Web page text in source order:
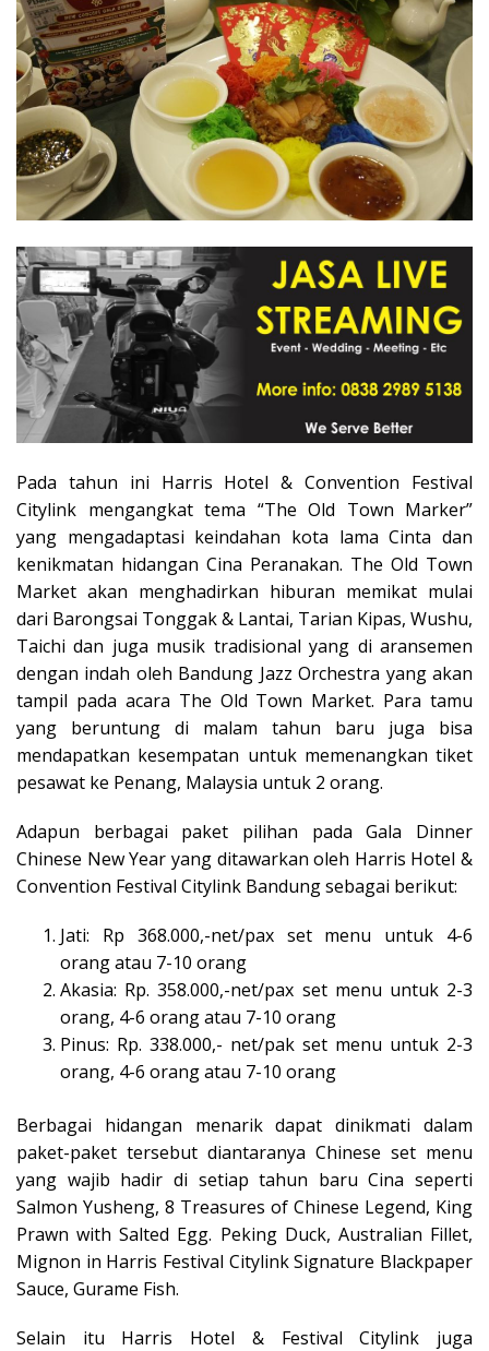
Pada tahun ini Harris Hotel & Convention Festival
Citylink mengangkat tema “The Old Town Marker”
yang mengadaptasi keindahan kota lama Cinta dan
kenikmatan hidangan Cina Peranakan. The Old Town
Market akan menghadirkan hiburan memikat mulai
dari Barongsai Tonggak & Lantai, Tarian Kipas, Wushu,
Taichi dan juga musik tradisional yang di aransemen
dengan indah oleh Bandung Jazz Orchestra yang akan
tampil pada acara The Old Town Market. Para tamu
yang beruntung di malam tahun baru juga bisa
mendapatkan kesempatan untuk memenangkan tiket
pesawat ke Penang, Malaysia untuk 2 orang.
Adapun berbagai paket pilihan pada Gala Dinner
Chinese New Year yang ditawarkan oleh Harris Hotel &
Convention Festival Citylink Bandung sebagai berikut:
Jati: Rp 368.000,-net/pax set menu untuk 4-6
orang atau 7-10 orang
Akasia: Rp. 358.000,-net/pax set menu untuk 2-3
orang, 4-6 orang atau 7-10 orang
Pinus: Rp. 338.000,- net/pak set menu untuk 2-3
orang, 4-6 orang atau 7-10 orang
Berbagai hidangan menarik dapat dinikmati dalam
paket-paket tersebut diantaranya Chinese set menu
yang wajib hadir di setiap tahun baru Cina seperti
Salmon Yusheng, 8 Treasures of Chinese Legend, King
Prawn with Salted Egg. Peking Duck, Australian Fillet,
Mignon in Harris Festival Citylink Signature Blackpaper
Sauce, Gurame Fish.
Selain itu Harris Hotel & Festival Citylink juga